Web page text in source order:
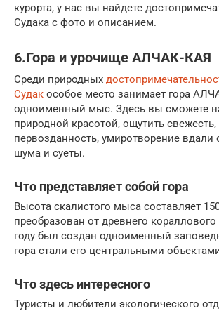
курорта, у нас вы найдете
Судака с фото и описанием.
6.Гора и урочище АЛЧАК-КАЯ
Среди природных
Судак особое место занимает гора
одноименный мыс. Здесь вы сможете
природной красотой, ощутить свежесть,
первозданность, умиротворение вдали
шума и суеты.
Что представляет собой гора
Высота скалистого мыса составляет
преобразован от древнего
году был создан одноименный
гора стали его центральными
Что здесь интересного
Туристы и любители экологического